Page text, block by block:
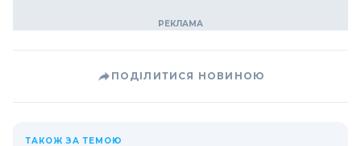
ПОДІЛИТИСЯ НОВИНОЮ
ТАКОЖ ЗА ТЕМОЮ